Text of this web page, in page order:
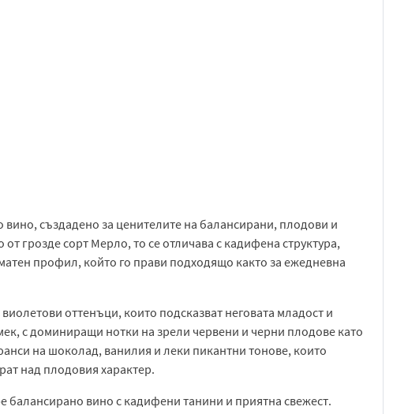
създадено за ценителите на балансирани, плодови и
грозде сорт Мерло, то се отличава с кадифена структура,
профил, който го прави подходящо както за ежедневна
оттенъци, които подсказват неговата младост и
с доминиращи нотки на зрели червени и черни плодове като
на шоколад, ванилия и леки пикантни тонове, които
над плодовия характер.
балансирано вино с кадифени танини и приятна свежест.